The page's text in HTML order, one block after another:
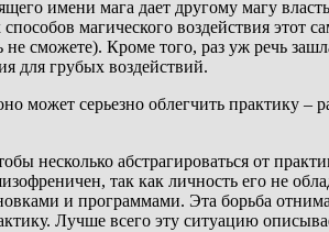
имени мага дает другому магу
магического воздействия этот
сможете). Кроме того, раз уж речь
для грубых воздействий.
может серьезно облегчить практику
несколько абстрагироваться от
так как личность его не
и программами. Эта борьба
Лучше всего эту ситуацию